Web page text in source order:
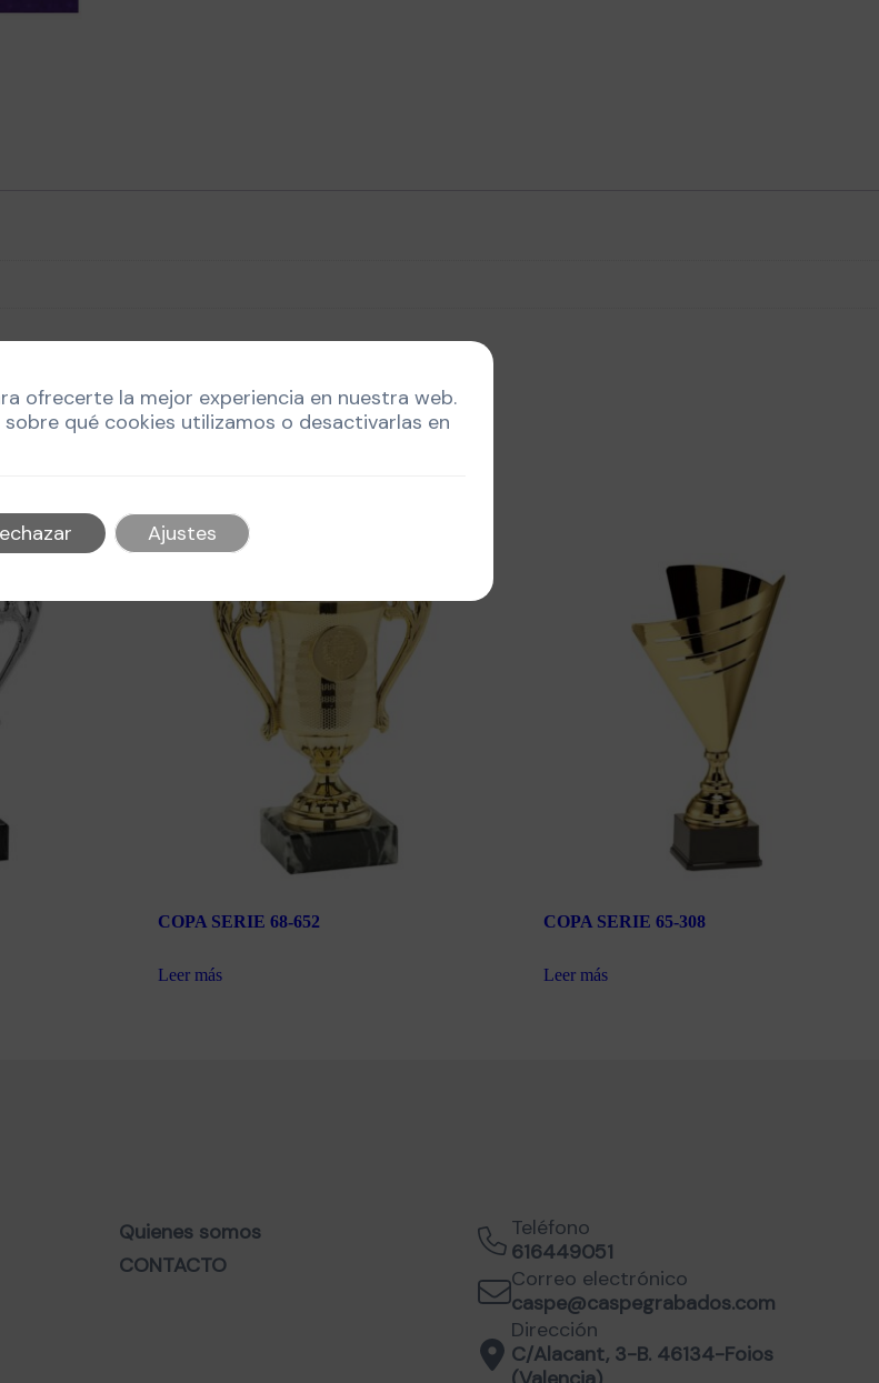
COPA SERIE 68-652
Leer más
COPA SERIE 65-308
Leer más
Quienes somos
CONTACTO
Teléfono
616449051
Correo electrónico
caspe@caspegrabados.com
Dirección
C/Alacant, 3-B. 46134-Foios
ofrecerte la mejor experiencia en nuestra web.
sobre qué cookies utilizamos o desactivarlas en
Ajustes